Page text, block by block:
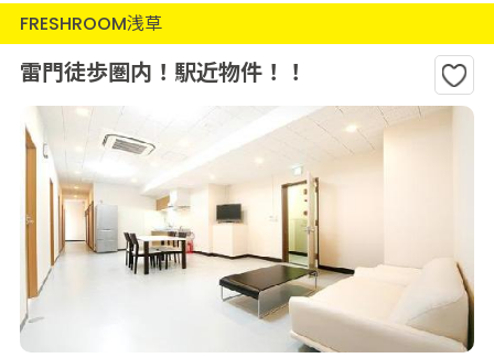
FRESHROOM浅草
雷門徒歩圏内！駅近物件！！